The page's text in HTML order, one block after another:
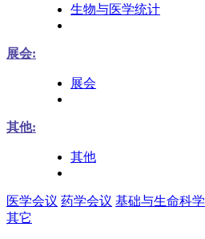
生物与医学统计
展会:
展会
其他:
其他
医学会议 药学会议 基础与生命科学
其它